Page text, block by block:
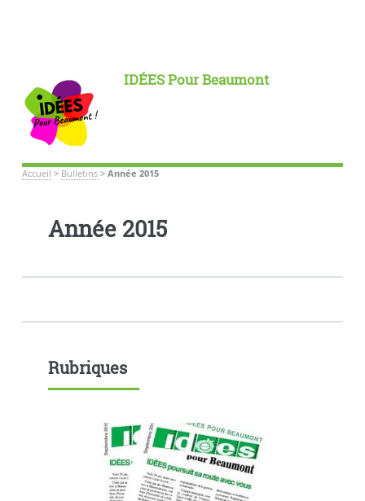
IDÉES Pour Beaumont
Accueil > Bulletins> Année 2015
Année 2015
Rubriques